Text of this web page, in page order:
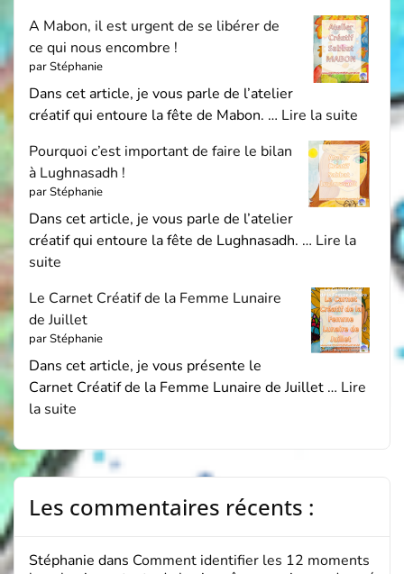
A Mabon, il est urgent de se libérer de
ce qui nous encombre !
par Stéphanie
Dans cet article, je vous parle de l’atelier
créatif qui entoure la fête de Mabon. … Lire la suite
Pourquoi c’est important de faire le bilan
à Lughnasadh !
par Stéphanie
Dans cet article, je vous parle de l’atelier
créatif qui entoure la fête de Lughnasadh. … Lire la
suite
Le Carnet Créatif de la Femme Lunaire
de Juillet
par Stéphanie
Dans cet article, je vous présente le
Carnet Créatif de la Femme Lunaire de Juillet … Lire
la suite
Les commentaires récents :
Stéphanie dans Comment identifier les 12 moments